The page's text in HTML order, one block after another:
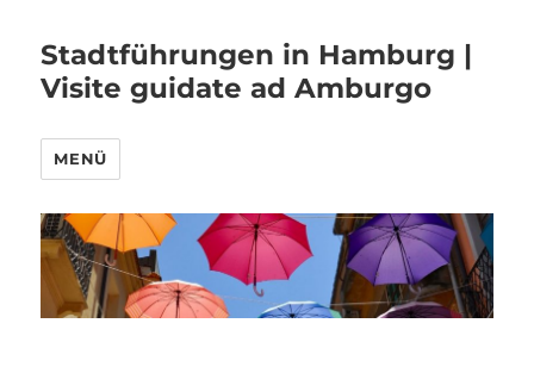
Stadtführungen in Hamburg |
Visite guidate ad Amburgo
MENÜ